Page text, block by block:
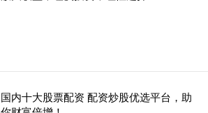
国内十大股票配资 配资炒股优选平台，助